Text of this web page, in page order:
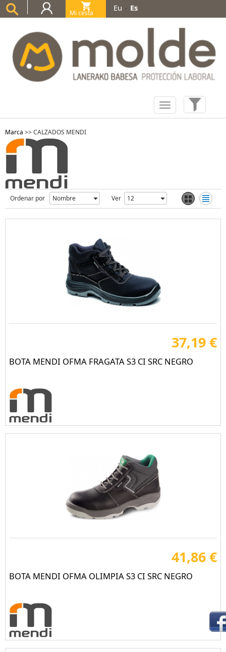
Mi cesta
(0)
Eu - Es
Marca >>CALZADOS MENDI
Ordenar por Ver
37,19 €
BOTA MENDI OFMA FRAGATA S3 CI SRC NEGRO
41,86 €
BOTA MENDI OFMA OLIMPIA S3 CI SRC NEGRO